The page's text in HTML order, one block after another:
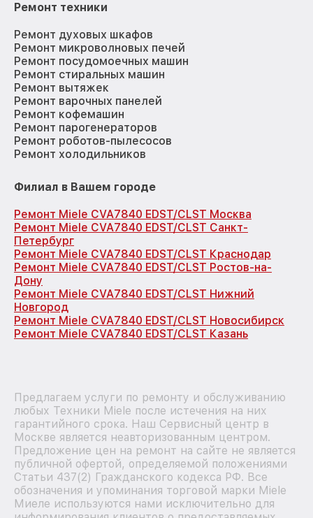
Ремонт техники
Ремонт духовых шкафов
Ремонт микроволновых печей
Ремонт посудомоечных машин
Ремонт стиральных машин
Ремонт вытяжек
Ремонт варочных панелей
Ремонт кофемашин
Ремонт парогенераторов
Ремонт роботов-пылесосов
Ремонт холодильников
Филиал в Вашем городе
Ремонт Miele CVA7840 EDST/CLST Москва
Ремонт Miele CVA7840 EDST/CLST Санкт-
Петербург
Ремонт Miele CVA7840 EDST/CLST Краснодар
Ремонт Miele CVA7840 EDST/CLST Ростов-на-
Дону
Ремонт Miele CVA7840 EDST/CLST Нижний
Новгород
Ремонт Miele CVA7840 EDST/CLST Новосибирск
Ремонт Miele CVA7840 EDST/CLST Казань
Предлагаем услуги по ремонту и обслуживанию
любых Техники Miele после истечения на них
гарантийного срока. Наш Сервисный центр в
Москве является неавторизованным центром.
Предложение цен на ремонт на сайте не является
публичной офертой, определяемой положениями
Статьи 437(2) Гражданского кодекса РФ. Все
обозначения и упоминания торговой марки Miele
Миеле используются нами исключительно для